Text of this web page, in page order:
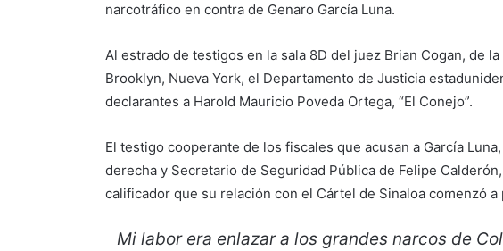
narcotráfico en contra de Genaro García Luna.
Al estrado de testigos en la sala 8D del juez Brian Cogan, de
Brooklyn, Nueva York, el Departamento de Justicia
declarantes a Harold Mauricio Poveda Ortega, “El Conejo”.
El testigo cooperante de los fiscales que acusan a García
derecha y Secretario de Seguridad Pública de Felipe
calificador que su relación con el Cártel de Sinaloa comenzó
Mi labor era enlazar a los grandes narcos de